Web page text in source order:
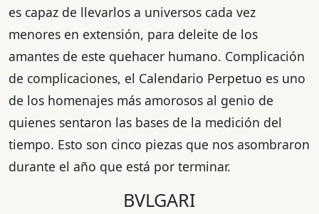
es capaz de llevarlos a universos cada vez
menores en extensión, para deleite de los
amantes de este quehacer humano. Complicación
de complicaciones, el Calendario Perpetuo es uno
de los homenajes más amorosos al genio de
quienes sentaron las bases de la medición del
tiempo. Esto son cinco piezas que nos asombraron
durante el año que está por terminar.
BVLGARI